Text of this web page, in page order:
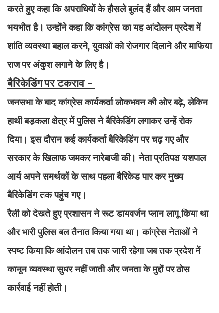
करते हुए कहा कि अपराधियों के हौसले बुलंद हैं और आम जनता
भयभीत है। उन्होंने कहा कि कांग्रेस का यह आंदोलन प्रदेश में
शांति व्यवस्था बहाल करने, युवाओं को रोजगार दिलाने और माफिया
राज पर अंकुश लगाने के लिए है।
बैरिकेडिंग पर टकराव -
जनसभा के बाद कांग्रेस कार्यकर्ता लोकभवन की ओर बढ़े, लेकिन
हाथी बड़कला क्षेत्र में पुलिस ने बैरिकेडिंग लगाकर उन्हें रोक
दिया। इस दौरान कई कार्यकर्ता बैरिकेडिंग पर चढ़ गए और
सरकार के खिलाफ जमकर नारेबाजी की। नेता प्रतिपक्ष यशपाल
आर्य अपने समर्थकों के साथ पहला बैरिकेड पार कर मुख्य
बैरिकेडिंग तक पहुंच गए।
रैली को देखते हुए प्रशासन ने रूट डायवर्जन प्लान लागू किया था
और भारी पुलिस बल तैनात किया गया था। कांग्रेस नेताओं ने
स्पष्ट किया कि आंदोलन तब तक जारी रहेगा जब तक प्रदेश में
कानून व्यवस्था सुधर नहीं जाती और जनता के मुद्दों पर ठोस
कार्रवाई नहीं होती।